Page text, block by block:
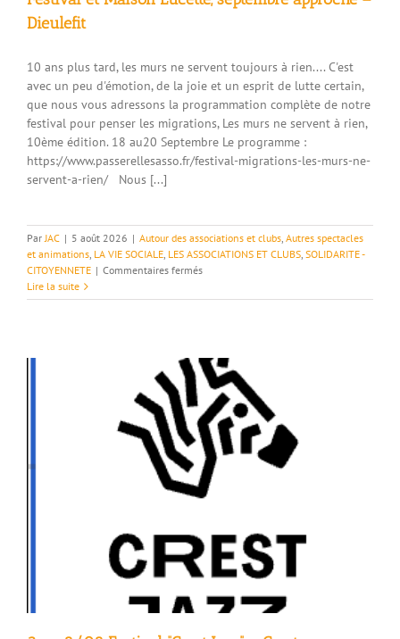
Dieulefit
10 ans plus tard, les murs ne servent toujours à rien.... C'est
avec un peu d'émotion, de la joie et un esprit de lutte certain,
que nous vous adressons la programmation complète de notre
festival pour penser les migrations, Les murs ne servent à rien,
10ème édition. 18 au20 Septembre Le programme :
https://www.passerellesasso.fr/festival-migrations-les-murs-ne-
servent-a-rien/ Nous [...]
ParJAC | 5 août 2026 | Autour des associations et clubs, Autres spectacles
et animations, LA VIE SOCIALE, LES ASSOCIATIONS ET CLUBS, SOLIDARITE -
CITOYENNETE | Commentaires ferméssur
et
approche
–
Dieulefit
Lire la suite